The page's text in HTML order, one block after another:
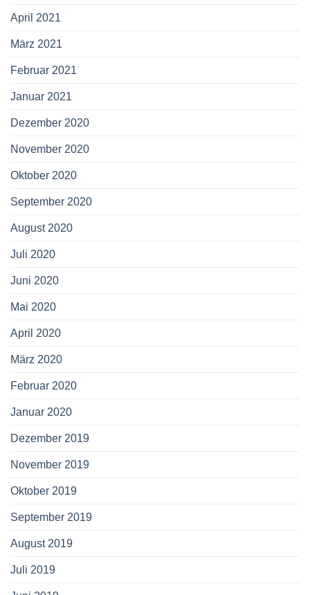
April 2021
März 2021
Februar 2021
Januar 2021
Dezember 2020
November 2020
Oktober 2020
September 2020
August 2020
Juli 2020
Juni 2020
Mai 2020
April 2020
März 2020
Februar 2020
Januar 2020
Dezember 2019
November 2019
Oktober 2019
September 2019
August 2019
Juli 2019